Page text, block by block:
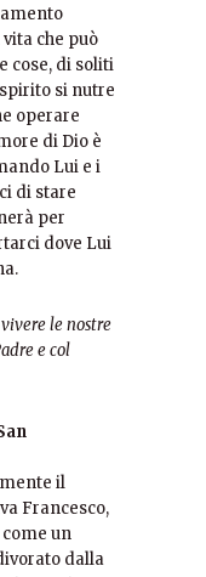
che può
cose, di soliti
si nutre
operare
di Dio è
Lui e i
di stare
per
dove Lui
le nostre
e col
il
Francesco,
un
dalla